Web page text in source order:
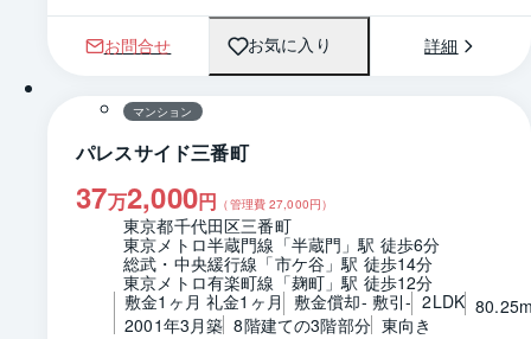
お問合せ お気に入り 詳細
1 / 0 間取り
マンション
パレスサイド三番町
37万2,000円 （管理費27,000円）
東京都千代田区三番町
東京メトロ半蔵門線「半蔵門」駅 徒歩6分
総武・中央緩行線「市ケ谷」駅 徒歩14分
東京メトロ有楽町線「麹町」駅 徒歩12分
敷金1ヶ月 礼金1ヶ月 敷金償却- 敷引- 2LDK
2001年3月築 8階建ての3階部分 東向き